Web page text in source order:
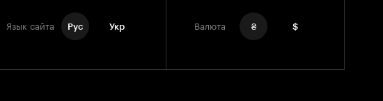
Язык сайта Рус Укр Валюта ₴ $